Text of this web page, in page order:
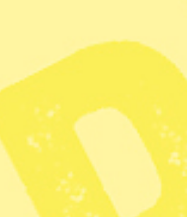
Politisk backlash har fått
i världen att svänga om
We don't have time har
det senaste året där
klimatpolicy istället för
”Det skrämmer mig”,
Ingmar Rentzhog,
medieplattformen.
Ossian Sandin
Miljöredaktör